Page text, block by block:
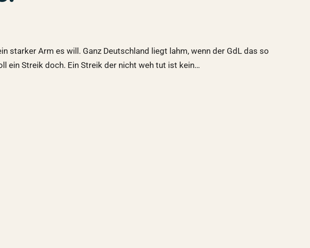
starker Arm es will. Ganz Deutschland liegt lahm, wenn der GdL das so
ein Streik doch. Ein Streik der nicht weh tut ist kein…